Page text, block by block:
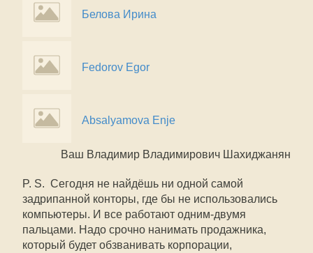
Белова Ирина
Fedorov Egor
Absalyamova Enje
Ваш Владимир Владимирович Шахиджанян
P. S. Сегодня не найдёшь ни одной самой
задрипанной конторы, где бы не использовались
компьютеры. И все работают одним-двумя
пальцами. Надо срочно нанимать продажника,
который будет обзванивать корпорации,